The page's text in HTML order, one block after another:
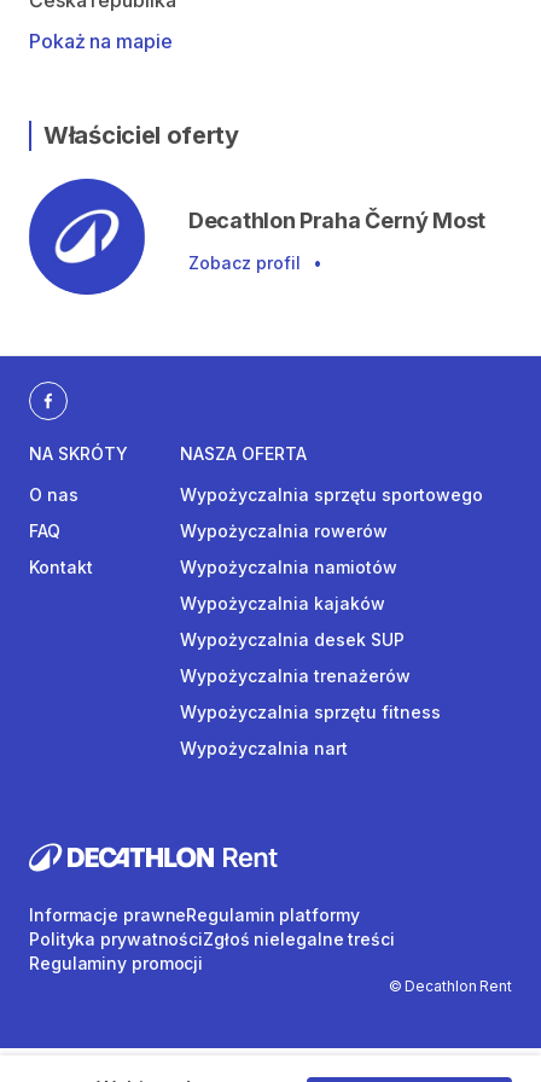
Pokaż na mapie
Właściciel oferty
Decathlon Praha Černý Most
Zobacz profil •
NA SKRÓTY
O nas
FAQ
Kontakt
NASZA OFERTA
Wypożyczalnia sprzętu sportowego
Wypożyczalnia rowerów
Wypożyczalnia namiotów
Wypożyczalnia kajaków
Wypożyczalnia desek SUP
Wypożyczalnia trenażerów
Wypożyczalnia sprzętu fitness
Wypożyczalnia nart
© Decathlon Rent
Informacje prawneRegulamin platformy
Polityka prywatnościZgłoś nielegalne treści
Regulaminy promocji